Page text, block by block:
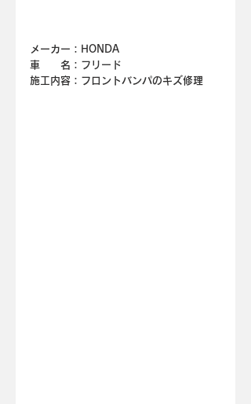
メーカー：HONDA
車　　名： フリード
施工内容：フロントバンパのキズ修理